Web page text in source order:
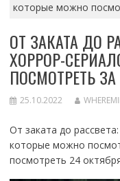
которые можно
ОТ ЗАКАТА ДО
ХОРРОР-
ПОСМОТРЕТЬ
25.10.2022
От заката до
которые можно
посмотреть 24